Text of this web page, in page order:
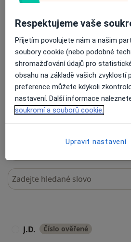
13 názorů
Recenze pacientů jsou
Specialisté nemají
odstranění nebo změnu
Další informace.Další
Hledejte v názorech
J.D. Číslo ověřené
Respektujeme vaše
Přijetím povolujete nám a našim
soubory cookie (nebo podobné
shromažďování údajů pro
obsahu na základě vašich zvyklostí
preference můžete kdykoli
nastavení. Další informace
soukromí a souborů cookie.
Upravit nastavení